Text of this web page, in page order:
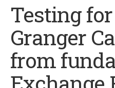
Testing
Granger
from